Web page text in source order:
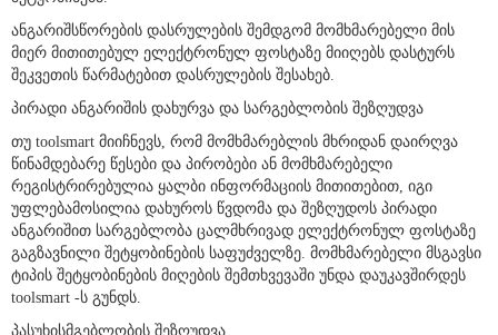
შეტყობინება.
ანგარიშსწორების დასრულების შემდგომ მომხმარებელი მის
მიერ მითითებულ ელექტრონულ ფოსტაზე მიიღებს დასტურს
შეკვეთის წარმატებით დასრულების შესახებ.
პირადი ანგარიშის დახურვა და სარგებლობის შეზღუდვა
თუ toolsmart მიიჩნევს, რომ მომხმარებლის მხრიდან დაირღვა
წინამდებარე წესები და პირობები ან მომხმარებელი
რეგისტრირებულია ყალბი ინფორმაციის მითითებით, იგი
უფლებამოსილია დახუროს წვდომა და შეზღუდოს პირადი
ანგარიშით სარგებლობა ცალმხრივად ელექტრონულ ფოსტაზე
გაგზავნილი შეტყობინების საფუძველზე. მომხმარებელი მსგავსი
ტიპის შეტყობინების მიღების შემთხვევაში უნდა დაუკავშირდეს
toolsmart -ს გუნდს.